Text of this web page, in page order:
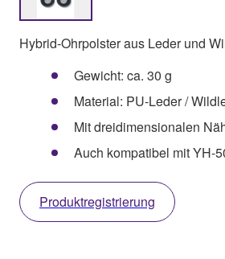
Hybrid-Ohrpolster aus Leder und
Gewicht: ca. 30 g
Material: PU-Leder /
Mit dreidimensionalen
Auch kompatibel mit YH-
Produktregistrierung